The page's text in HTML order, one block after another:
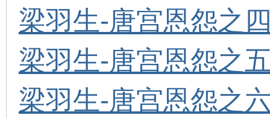
梁羽生-唐宫恩怨之
梁羽生-唐宫恩怨之
梁羽生-唐宫恩怨之